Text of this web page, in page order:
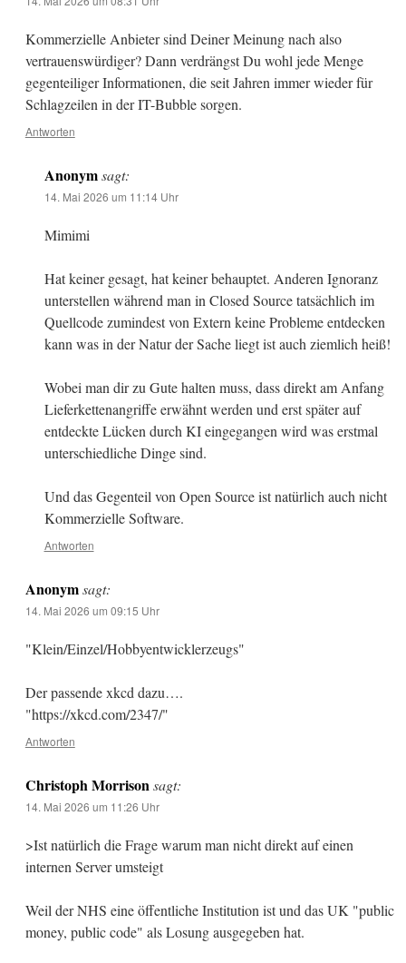
Kommerzielle Anbieter sind Deiner Meinung nach also
vertrauenswürdiger? Dann verdrängst Du wohl jede Menge
gegenteiliger Informationen, die seit Jahren immer wieder für
Schlagzeilen in der IT-Bubble sorgen.
Antworten
Anonym sagt:
14. Mai 2026 um 11:14 Uhr
Mimimi
Hat keiner gesagt, hat keiner behauptet. Anderen Ignoranz
unterstellen während man in Closed Source tatsächlich im
Quellcode zumindest von Extern keine Probleme entdecken
kann was in der Natur der Sache liegt ist auch ziemlich heiß!
Wobei man dir zu Gute halten muss, dass direkt am Anfang
Lieferkettenangriffe erwähnt werden und erst später auf
entdeckte Lücken durch KI eingegangen wird was erstmal
unterschiedliche Dinge sind.
Und das Gegenteil von Open Source ist natürlich auch nicht
Kommerzielle Software.
Antworten
Anonym sagt:
14. Mai 2026 um 09:15 Uhr
"Klein/Einzel/Hobbyentwicklerzeugs"
Der passende xkcd dazu….
"https://xkcd.com/2347/"
Antworten
Christoph Morrison sagt:
14. Mai 2026 um 11:26 Uhr
>Ist natürlich die Frage warum man nicht direkt auf einen
internen Server umsteigt
Weil der NHS eine öffentliche Institution ist und das UK "public
money, public code" als Losung ausgegeben hat.